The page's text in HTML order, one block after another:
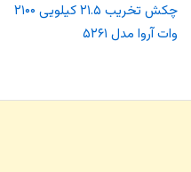
چکش تخریب ۲۱.۵ کیلویی ۲۱۰۰
وات آروا مدل ۵۲۶۱